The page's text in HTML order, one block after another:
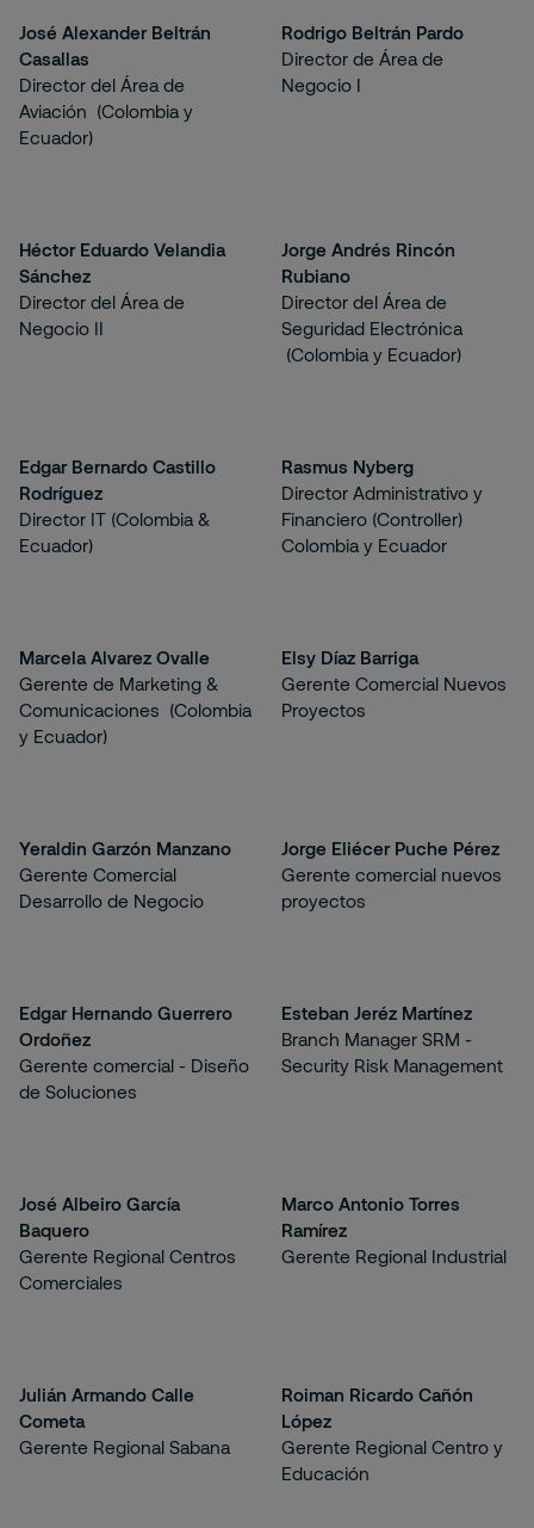
José Alexander Beltrán
Casallas
Director del Área de
Aviación (Colombia y
Ecuador)
Rodrigo Beltrán Pardo
Director de Área de
Negocio I
Héctor Eduardo Velandia
Sánchez
Director del Área de
Negocio II
Jorge Andrés Rincón
Rubiano
Director del Área de
Seguridad Electrónica
(Colombia y Ecuador)
Edgar Bernardo Castillo
Rodríguez
Director IT (Colombia &
Ecuador)
Rasmus Nyberg
Director Administrativo y
Financiero (Controller)
Colombia y Ecuador
Marcela Alvarez Ovalle
Gerente de Marketing &
Comunicaciones (Colombia
y Ecuador)
Elsy Díaz Barriga
Gerente Comercial Nuevos
Proyectos
Yeraldin Garzón Manzano
Gerente Comercial
Desarrollo de Negocio
Jorge Eliécer Puche Pérez
Gerente comercial nuevos
proyectos
Edgar Hernando Guerrero
Ordoñez
Gerente comercial - Diseño
de Soluciones
Esteban Jeréz Martínez
Branch Manager SRM -
Security Risk Management
José Albeiro García
Baquero
Gerente Regional Centros
Comerciales
Marco Antonio Torres
Ramírez
Gerente Regional Industrial
Julián Armando Calle
Cometa
Gerente Regional Sabana
Roiman Ricardo Cañón
López
Gerente Regional Centro y
Educación